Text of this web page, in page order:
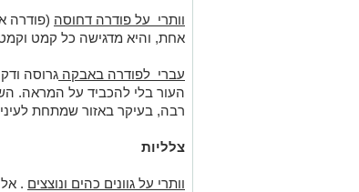
וותרי על פודרה דחוסה (פודרה
אחת, והיא מדגישה כל קמט
עברי לפודרה באבקה גרוסה
העור בלי להכביד על המראה.
רבה, בעיקר באזור שמתחת
צלליות
וותרי על גוונים כהים ונוצצים .